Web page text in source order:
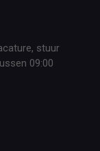
stuur
09:00